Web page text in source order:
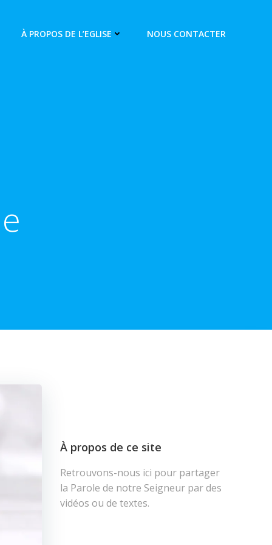
À PROPOS DE L’EGLISE NOUS CONTACTER
À propos de ce site
Retrouvons-nous ici pour partager
la Parole de notre Seigneur par des
vidéos ou de textes.